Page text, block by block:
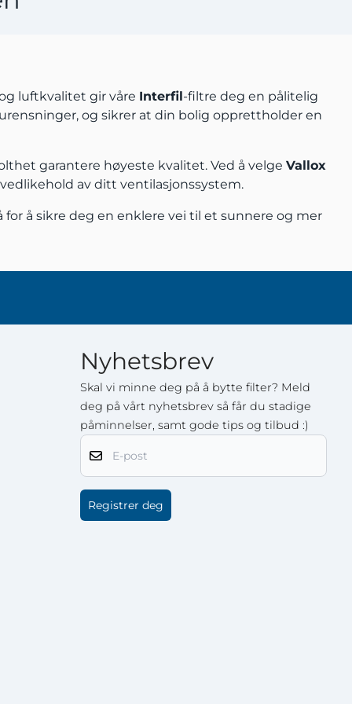
luftkvalitet gir våre Interfil-filtre deg en pålitelig
og sikrer at din bolig opprettholder en
garantere høyeste kvalitet. Ved å velge Vallox
av ditt ventilasjonssystem.
å sikre deg en enklere vei til et sunnere og mer
Nyhetsbrev
Skal vi minne deg på å bytte filter? Meld
deg på vårt nyhetsbrev så får du stadige
påminnelser, samt gode tips og tilbud :)
E-post
Registrer deg